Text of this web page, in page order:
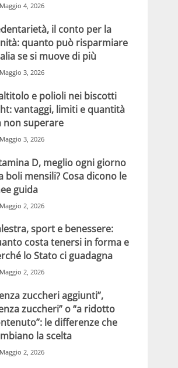
Maggio 4, 2026
il conto per la
quanto può risparmiare
se si muove di più
Maggio 3, 2026
e polioli nei biscotti
vantaggi, limiti e quantità
non superare
Maggio 3, 2026
D, meglio ogni giorno
boli mensili? Cosa dicono le
guida
Maggio 2, 2026
sport e benessere:
costa tenersi in forma e
lo Stato ci guadagna
Maggio 2, 2026
zuccheri aggiunti”,
zuccheri” o “a ridotto
le differenze che
la scelta
Maggio 2, 2026